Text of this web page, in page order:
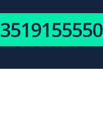
3519155550